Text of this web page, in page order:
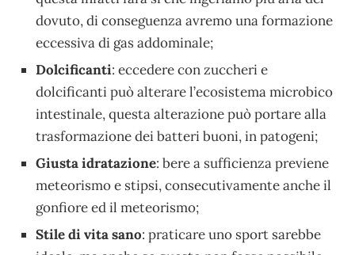
dovuto, di conseguenza avremo una formazione
eccessiva di gas addominale;
Dolcificanti: eccedere con zuccheri e
dolcificanti può alterare l’ecosistema microbico
intestinale, questa alterazione può portare alla
trasformazione dei batteri buoni, in patogeni;
Giusta idratazione: bere a sufficienza previene
meteorismo e stipsi, consecutivamente anche il
gonfiore ed il meteorismo;
Stile di vita sano: praticare uno sport sarebbe